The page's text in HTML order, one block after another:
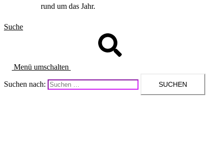
rund um das Jahr.
Suche
Menü umschalten
Suchen nach: